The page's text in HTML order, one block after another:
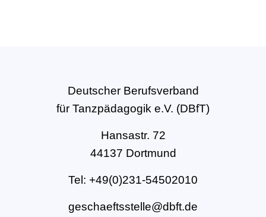
Deutscher Berufsverband
für Tanzpädagogik e.V. (DBfT)
Hansastr. 72
44137 Dortmund
Tel: +49(0)231-54502010
geschaeftsstelle@dbft.de